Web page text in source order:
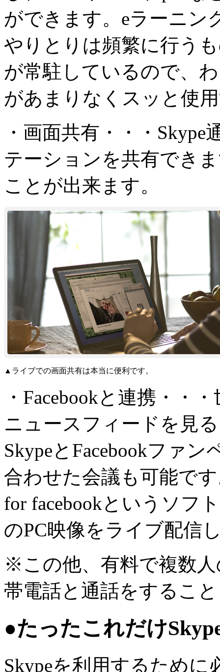
ができます。eラーニン
やりとりは頻繁に行う
が常駐しているので、
があまりなくスッと使
・画面共有・・・
テーションを共有でき
ことが出来ます。
▲ライブでの画面共有は本当に便利です。
・Facebookと連携・・
ニュースフィードを見
SkypeとFacebookファ
合わせた会議も可能で
for facebookというソフ
のPC映像をライブ配信
※この他、有料で複数
帯電話と通話をするこ
●たったこれだけ
Skypeを利用するため